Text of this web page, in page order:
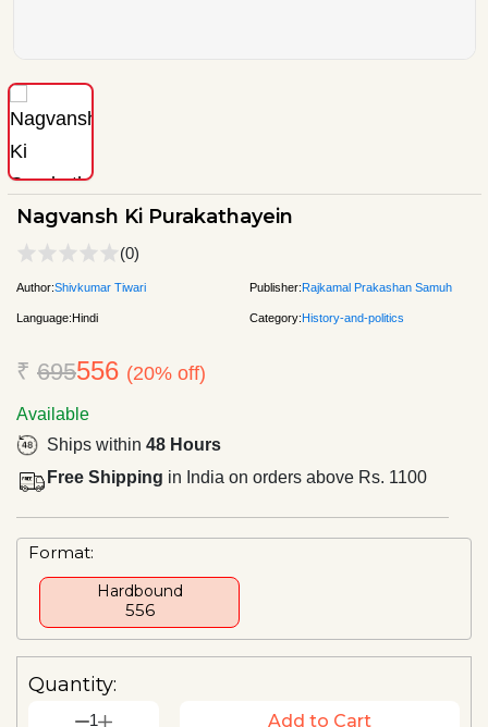
Nagvansh Ki Purakathayein
(0)
Author:Shivkumar Tiwari Publisher:Rajkamal Prakashan Samuh
Language:Hindi Category:History-and-politics
₹ 695556 (20% off)
Available
Ships within 48 Hours
Free Shipping in India on orders above Rs. 1100
Format:
Hardbound
₹556
Quantity:
1 Add to Cart